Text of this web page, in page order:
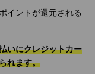
イントが還元される
いにクレジットカー
れます。